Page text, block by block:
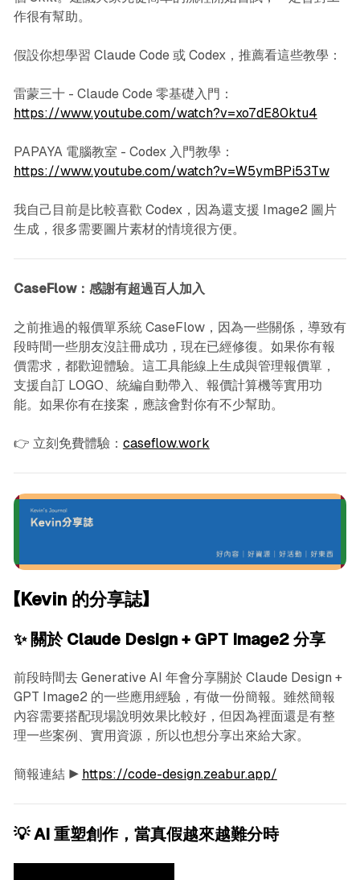
作很有幫助。
假設你想學習 Claude Code 或 Codex，推薦看這些教學：
雷蒙三十 - Claude Code 零基礎入門：
https://www.youtube.com/watch?v=xo7dE80ktu4
PAPAYA 電腦教室 - Codex 入門教學：
https://www.youtube.com/watch?v=W5ymBPi53Tw
我自己目前是比較喜歡 Codex，因為還支援 Image2 圖片
生成，很多需要圖片素材的情境很方便。
CaseFlow：感謝有超過百人加入
之前推過的報價單系統 CaseFlow，因為一些關係，導致有
段時間一些朋友沒註冊成功，現在已經修復。如果你有報
價需求，都歡迎體驗。這工具能線上生成與管理報價單，
支援自訂 LOGO、統編自動帶入、報價計算機等實用功
能。如果你有在接案，應該會對你有不少幫助。
👉 立刻免費體驗： caseflow.work
【Kevin 的分享誌】
✨ 關於 Claude Design + GPT Image2 分享
前段時間去 Generative AI 年會分享關於 Claude Design +
GPT Image2 的一些應用經驗，有做一份簡報。雖然簡報
內容需要搭配現場說明效果比較好，但因為裡面還是有整
理一些案例、實用資源，所以也想分享出來給大家。
簡報連結 ▶︎ https://code-design.zeabur.app/
💡 AI 重塑創作，當真假越來越難分時